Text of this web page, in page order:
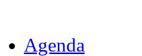
Agenda